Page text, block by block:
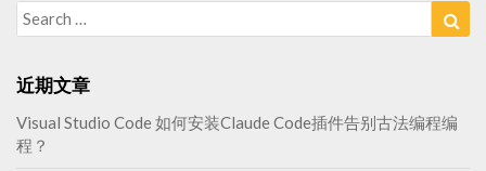
Search
for:
近期文章
Visual Studio Code 如何安装Claude Code插件告别古法编程编
程？